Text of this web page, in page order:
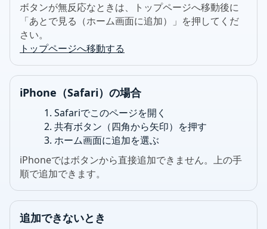
ボタンが無反応なときは、トップページへ移動後に
「あとで見る（ホーム画面に追加）」を押してくだ
さい。
トップページへ移動する
iPhone（Safari）の場合
Safariでこのページを開く
共有ボタン（四角から矢印）を押す
ホーム画面に追加を選ぶ
iPhoneではボタンから直接追加できません。上の手
順で追加できます。
追加できないとき